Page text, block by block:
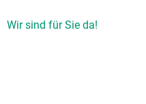
Wir sind für Sie da!